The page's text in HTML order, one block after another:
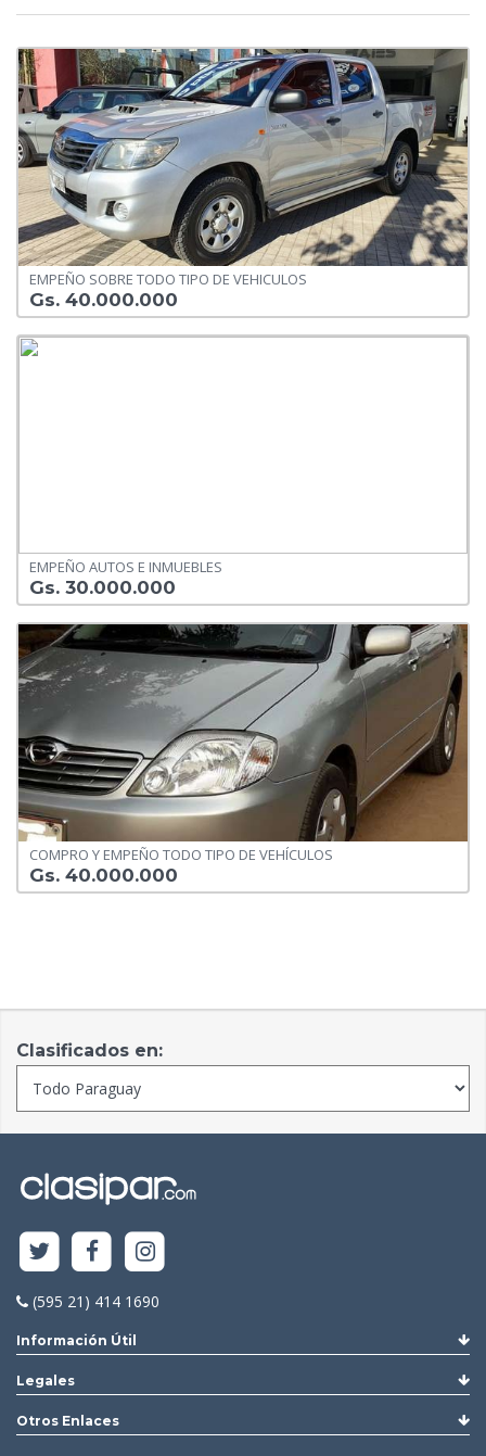
EMPEÑO SOBRE TODO TIPO DE VEHICULOS
Gs. 40.000.000
EMPEÑO AUTOS E INMUEBLES
Gs. 30.000.000
COMPRO Y EMPEÑO TODO TIPO DE VEHÍCULOS
Gs. 40.000.000
Clasificados en:
(595 21) 414 1690
Información Útil
Legales
Otros Enlaces